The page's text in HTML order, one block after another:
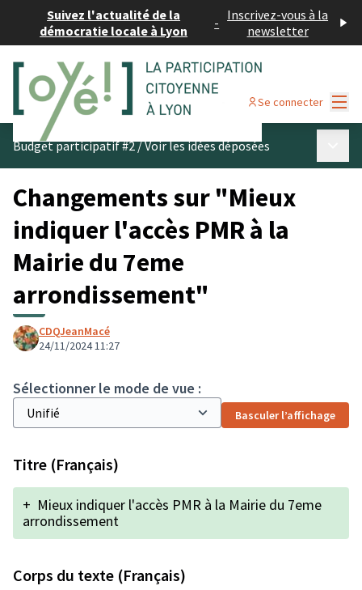
Suivez l'actualité de la
démocratie locale à Lyon
- Inscrivez-vous à la
newsletter
Se connecter
Budget participatif #2/Voir les idées déposées
Changements sur "Mieux
indiquer l'accès PMR à la
Mairie du 7eme
arrondissement"
CDQJeanMacé
24/11/2024 11:27
Sélectionner le mode de vue :
Basculer l’affichage
Titre (Français)
+ Mieux indiquer l'accès PMR à la Mairie du 7eme
arrondissement
Corps du texte (Français)